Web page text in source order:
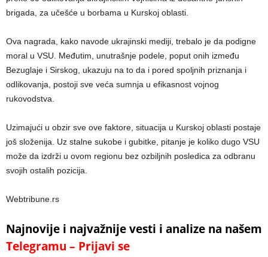
brigada, za učešće u borbama u Kurskoj oblasti.
Ova nagrada, kako navode ukrajinski mediji, trebalo je da podigne
moral u VSU. Međutim, unutrašnje podele, poput onih između
Bezuglaje i Sirskog, ukazuju na to da i pored spoljnih priznanja i
odlikovanja, postoji sve veća sumnja u efikasnost vojnog
rukovodstva.
Uzimajući u obzir sve ove faktore, situacija u Kurskoj oblasti postaje
još složenija. Uz stalne sukobe i gubitke, pitanje je koliko dugo VSU
može da izdrži u ovom regionu bez ozbiljnih posledica za odbranu
svojih ostalih pozicija.
Webtribune.rs
Najnovije i najvažnije vesti i analize na našem
Telegramu – Prijavi se